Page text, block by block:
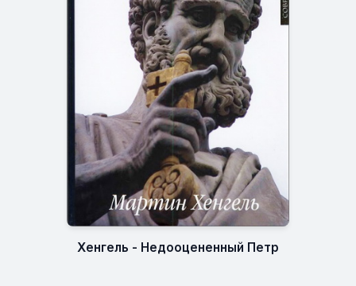
Хенгель - Недооцененный Петр